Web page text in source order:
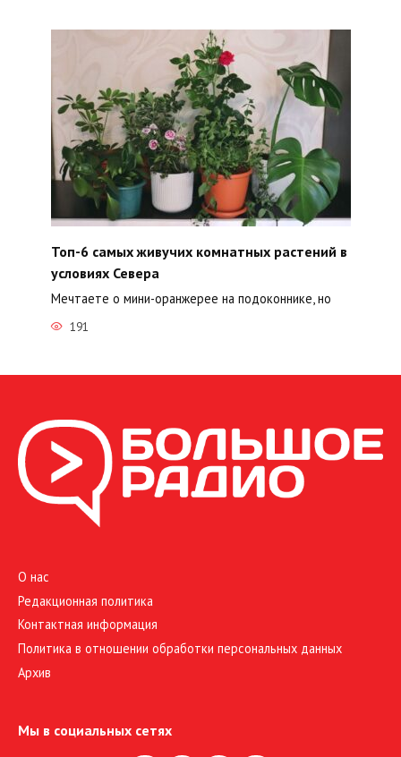
Топ-6 самых живучих комнатных растений в
условиях Севера
Мечтаете о мини-оранжерее на подоконнике, но
191
О нас
Редакционная политика
Контактная информация
Политика в отношении обработки персональных данных
Архив
Мы в социальных сетях